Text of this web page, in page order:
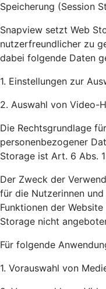
Speicherung (Session
Snapview setzt Web
nutzerfreundlicher zu
dabei folgende Daten
1. Einstellungen zur
2. Auswahl von Video-
Die Rechtsgrundlage
personenbezogener
Storage ist Art. 6 Abs.
Der Zweck der
für die Nutzerinnen
Funktionen der
Storage nicht
Für folgende
1. Vorauswahl von